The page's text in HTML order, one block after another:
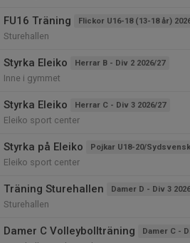
FU16 Träning Flickor U16-18 (13-18 år)
Sturehallen
Styrka Eleiko Herrar B - Div 2 2026/27
Inne i gymmet
Styrka Eleiko Herrar C - Div 3 2026/27
Eleiko sport center
Styrka på Eleiko Pojkar U18-20/
Eleiko sport center
Träning Sturehallen Damer D - Div 3
Sturehallen
Damer C Volleybollträning Damer C -